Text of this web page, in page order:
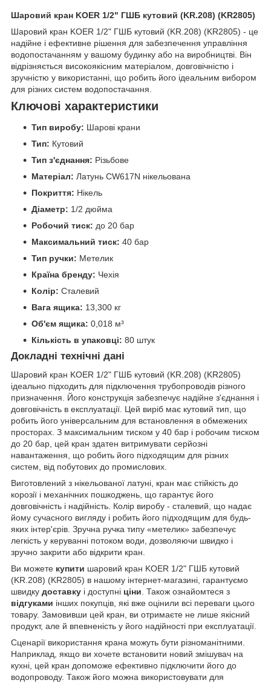
Шаровий кран KOER 1/2" ГШБ кутовий (KR.208) (KR2805)
Шаровий кран KOER 1/2" ГШБ кутовий (KR.208) (KR2805) - це
надійне і ефективне рішення для забезпечення управління
водопостачанням у вашому будинку або на виробництві. Він
відрізняється високоякісним матеріалом, довговічністю і
зручністю у використанні, що робить його ідеальним вибором
для різних систем водопостачання.
Ключові характеристики
Тип виробу: Шарові крани
Тип: Кутовий
Тип з'єднання: Різьбове
Матеріал: Латунь CW617N нікельована
Покриття: Нікель
Діаметр: 1/2 дюйма
Робочий тиск: до 20 бар
Максимальний тиск: 40 бар
Тип ручки: Метелик
Країна бренду: Чехія
Колір: Сталевий
Вага ящика: 13,300 кг
Об'єм ящика: 0,018 м³
Кількість в упаковці: 80 штук
Докладні технічні дані
Шаровий кран KOER 1/2" ГШБ кутовий (KR.208) (KR2805)
ідеально підходить для підключення трубопроводів різного
призначення. Його конструкція забезпечує надійне з'єднання і
довговічність в експлуатації. Цей виріб має кутовий тип, що
робить його універсальним для встановлення в обмежених
просторах. З максимальним тиском у 40 бар і робочим тиском
до 20 бар, цей кран здатен витримувати серйозні
навантаження, що робить його підходящим для різних
систем, від побутових до промислових.
Виготовлений з нікельованої латуні, кран має стійкість до
корозії і механічних пошкоджень, що гарантує його
довговічність і надійність. Колір виробу - сталевий, що надає
йому сучасного вигляду і робить його підходящим для будь-
яких інтер'єрів. Зручна ручка типу «метелик» забезпечує
легкість у керуванні потоком води, дозволяючи швидко і
зручно закрити або відкрити кран.
Ви можете купити шаровий кран KOER 1/2" ГШБ кутовий
(KR.208) (KR2805) в нашому інтернет-магазині, гарантуємо
швидку доставку і доступні ціни. Також ознайомтеся з
відгуками інших покупців, які вже оцінили всі переваги цього
товару. Замовивши цей кран, ви отримаєте не лише якісний
продукт, але й впевненість у його надійності при експлуатації.
Сценарії використання крана можуть бути різноманітними.
Наприклад, якщо ви хочете встановити новий змішувач на
кухні, цей кран допоможе ефективно підключити його до
водопроводу. Також його можна використовувати для